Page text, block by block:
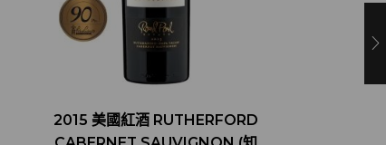
2015 美國紅酒 RUTHERFORD